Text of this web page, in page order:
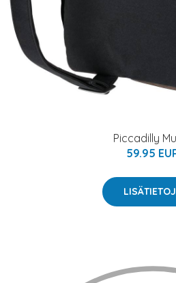
Piccadilly
59.95